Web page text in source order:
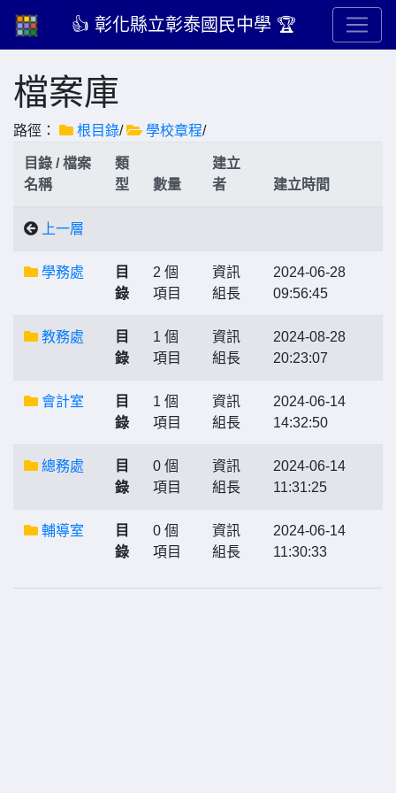
👍 彰化縣立彰泰國民中學 🏆
檔案庫
路徑： 根目錄/ 學校章程/
目錄 / 檔案
名稱
類
型
數量
建立
者
建立時間
上一層
學務處
目
錄
2 個
項目
資訊
組長
2024-06-28
09:56:45
教務處
目
錄
1 個
項目
資訊
組長
2024-08-28
20:23:07
會計室
目
錄
1 個
項目
資訊
組長
2024-06-14
14:32:50
總務處
目
錄
0 個
項目
資訊
組長
2024-06-14
11:31:25
輔導室
目
錄
0 個
項目
資訊
組長
2024-06-14
11:30:33